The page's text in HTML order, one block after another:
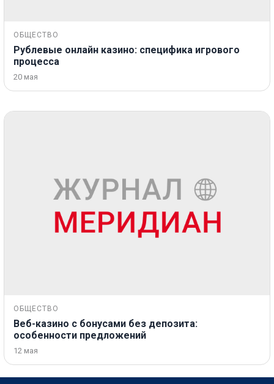
ОБЩЕСТВО
Рублевые онлайн казино: специфика игрового
процесса
20 мая
ОБЩЕСТВО
Веб-казино с бонусами без депозита:
особенности предложений
12 мая